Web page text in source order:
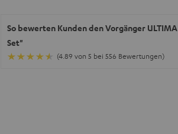
So bewerten Kunden den Vorgänger
Set"
(4.89 von 5 bei 556 Bewertungen)